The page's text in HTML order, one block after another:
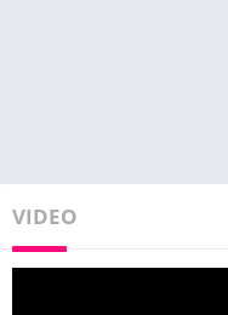
VIDEO